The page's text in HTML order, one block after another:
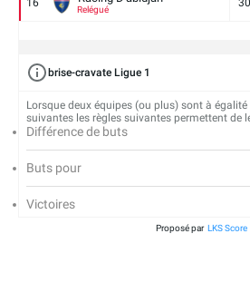
16
Relégué
30
brise-cravate Ligue 1
Lorsque deux équipes (ou plus) sont à
suivantes les règles suivantes permettent de
Différence de buts
Buts pour
Victoires
Proposé par LKS Score